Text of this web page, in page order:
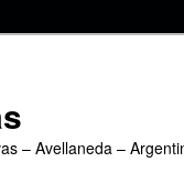
– Avellaneda –